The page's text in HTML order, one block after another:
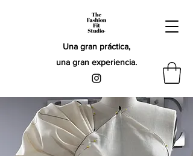
Una gran práctica,
una gran experiencia.